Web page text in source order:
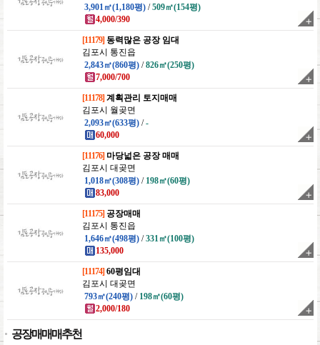
3,901㎡(1,180평) /509㎡(154평)
4,000/390
[11179] 동력많은 공장 임대
김포시 통진읍
2,843㎡(860평) /826㎡(250평)
7,000/700
[11178] 계획관리 토지매매
김포시 월곶면
2,093㎡(633평) /-
60,000
[11176] 마당넓은 공장 매매
김포시 대곶면
1,018㎡(308평) / 198㎡(60평)
83,000
[11175] 공장매매
김포시 통진읍
1,646㎡(498평) /331㎡(100평)
135,000
[11174] 60평임대
김포시 대곶면
793㎡(240평) / 198㎡(60평)
2,000/180
공장매매매추천